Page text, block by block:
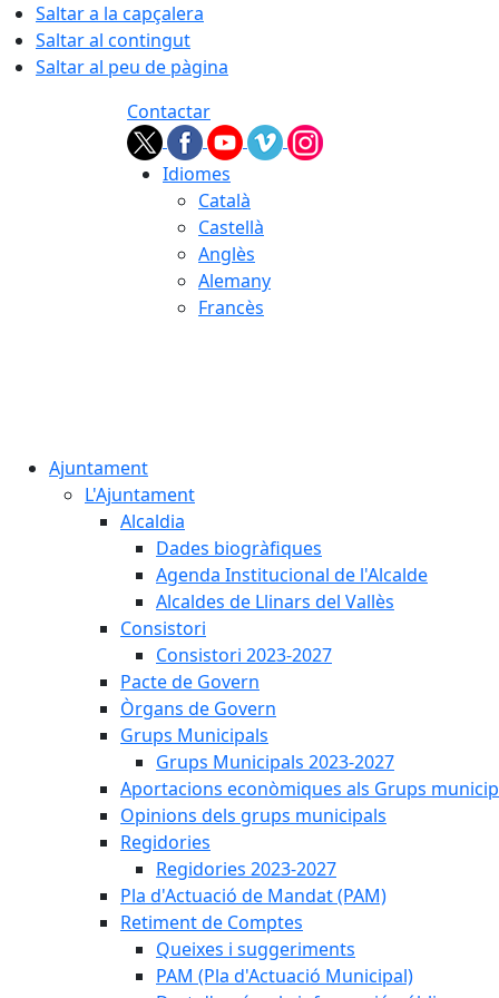
Saltar a la capçalera
Saltar al contingut
Saltar al peu de pàgina
Contactar
Idiomes
Català
Castellà
Anglès
Alemany
Francès
Ajuntament
L'Ajuntament
Alcaldia
Dades biogràfiques
Agenda Institucional de l'Alcalde
Alcaldes de Llinars del Vallès
Consistori
Consistori 2023-2027
Pacte de Govern
Òrgans de Govern
Grups Municipals
Grups Municipals 2023-2027
Aportacions econòmiques als Grups
Opinions dels grups municipals
Regidories
Regidories 2023-2027
Pla d'Actuació de Mandat (PAM)
Retiment de Comptes
Queixes i suggeriments
PAM (Pla d'Actuació Municipal)